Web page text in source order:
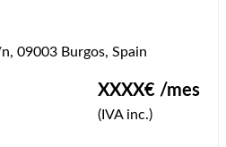
09003 Burgos, Spain
XXXX€ /mes
(IVA inc.)